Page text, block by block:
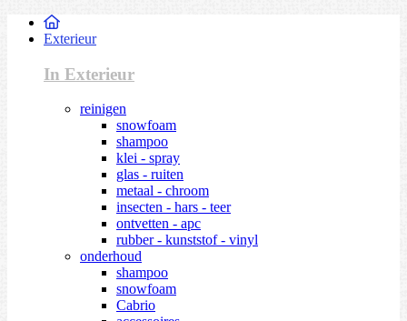
Exterieur
In Exterieur
reinigen
snowfoam
shampoo
klei - spray
glas - ruiten
metaal - chroom
insecten - hars - teer
ontvetten - apc
rubber - kunststof - vinyl
onderhoud
shampoo
snowfoam
Cabrio